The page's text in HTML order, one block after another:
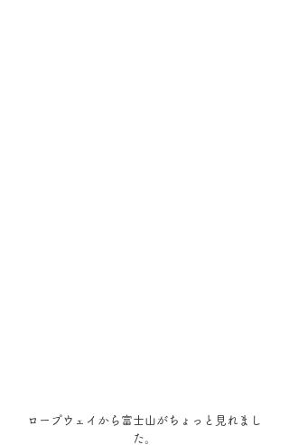
ロープウェイから富士山がちょっと見れまし
た。